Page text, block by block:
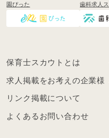
く
ン
園ぴった 歯科求人
保育士スカウトとは
求人掲載をお考えの企業様
リンク掲載について
よくあるお問い合わせ